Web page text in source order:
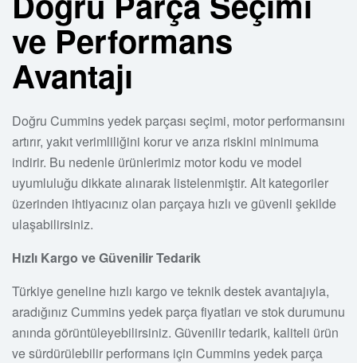
ve Performans
Avantajı
Doğru Cummins yedek parçası seçimi, motor performansını
artırır, yakıt verimliliğini korur ve arıza riskini minimuma
indirir. Bu nedenle ürünlerimiz motor kodu ve model
uyumluluğu dikkate alınarak listelenmiştir. Alt kategoriler
üzerinden ihtiyacınız olan parçaya hızlı ve güvenli şekilde
ulaşabilirsiniz.
Hızlı Kargo ve Güvenilir Tedarik
Türkiye geneline hızlı kargo ve teknik destek avantajıyla,
aradığınız Cummins yedek parça fiyatları ve stok durumunu
anında görüntüleyebilirsiniz. Güvenilir tedarik, kaliteli ürün
ve sürdürülebilir performans için Cummins yedek parça